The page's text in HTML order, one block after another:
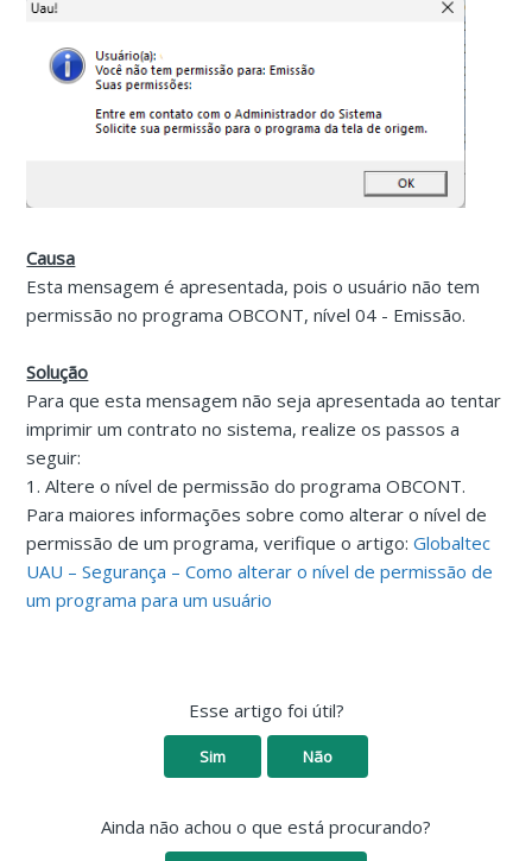
Causa
Esta mensagem é apresentada, pois o usuário não tem
permissão no programa OBCONT, nível 04 - Emissão.
Solução
Para que esta mensagem não seja apresentada ao tentar
imprimir um contrato no sistema, realize os passos a
seguir:
1. Altere o nível de permissão do programa OBCONT.
Para maiores informações sobre como alterar o nível de
permissão de um programa, verifique o artigo:Globaltec
UAU – Segurança – Como alterar o nível de permissão de
um programa para um usuário
Esse artigo foi útil?
Sim Não
Ainda não achou o que está procurando?